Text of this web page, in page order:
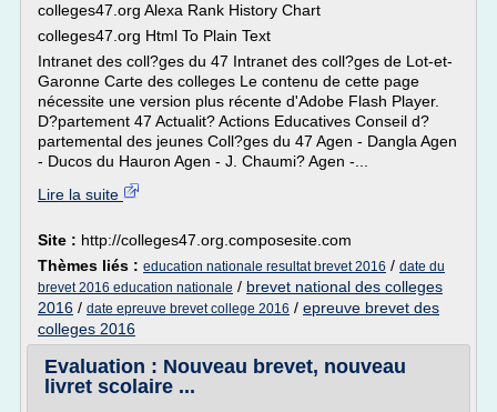
colleges47.org Alexa Rank History Chart
colleges47.org Html To Plain Text
Intranet des coll?ges du 47 Intranet des coll?ges de Lot-et-
Garonne Carte des colleges Le contenu de cette page
nécessite une version plus récente d'Adobe Flash Player.
D?partement 47 Actualit? Actions Educatives Conseil d?
partemental des jeunes Coll?ges du 47 Agen - Dangla Agen
- Ducos du Hauron Agen - J. Chaumi? Agen -...
Lire la suite
Site : http://colleges47.org.composesite.com
Thèmes liés : education nationale resultat brevet 2016 / date du
brevet 2016 education nationale / brevet national des colleges
2016 / date epreuve brevet college 2016 / epreuve brevet des
colleges 2016
Evaluation : Nouveau brevet, nouveau
livret scolaire ...